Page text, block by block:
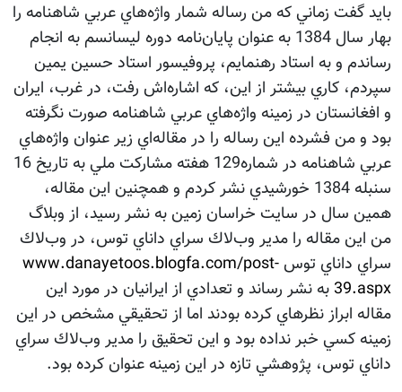
بايد گفت زماني كه من رساله شمار واژه‌هاي عربي شاهنامه را
بهار سال 1384 به عنوان پايان‌نامه دوره ليسانسم به انجام
رساندم و به استاد رهنمايم، پروفيسور استاد حسين يمين
سپردم، كاري بيشتر از اين، كه اشاره‌اش رفت، در غرب، ايران
و افغانستان در زمينه واژه‌هاي عربي شاهنامه صورت نگرفته
بود و من فشرده اين رساله را در مقاله‌اي زير عنوان واژه‌هاي
عربي شاهنامه در شماره129 هفته مشاركت ملي به تاريخ 16
سنبله 1384 خورشيدي نشر كردم و همچنين اين مقاله،
همين سال در سايت خراسان زمين به نشر رسيد، از وبلاگ
من اين مقاله را مدير وب‌لاك سراي داناي توس، در وب‌لاك
سراي داناي توس www.danayetoos.blogfa.com/post-
39.aspx به نشر رساند و تعدادي از ايرانيان در مورد اين
مقاله ابراز نظرهاي كرده بودند اما از تحقيقي مشخص در اين
زمينه كسي خبر نداده بود و اين تحقيق را مدير وب‌لاك سراي
داناي توس، پژوهشي تازه در اين زمينه عنوان كرده بود.